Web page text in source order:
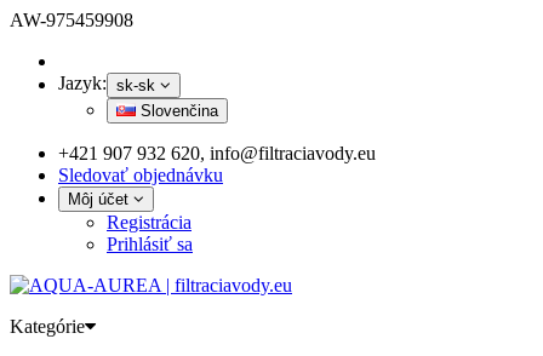
AW-975459908
Jazyk: sk-sk
Slovenčina
+421 907 932 620, info@filtraciavody.eu
Sledovať objednávku
Môj účet
Registrácia
Prihlásiť sa
Kategórie